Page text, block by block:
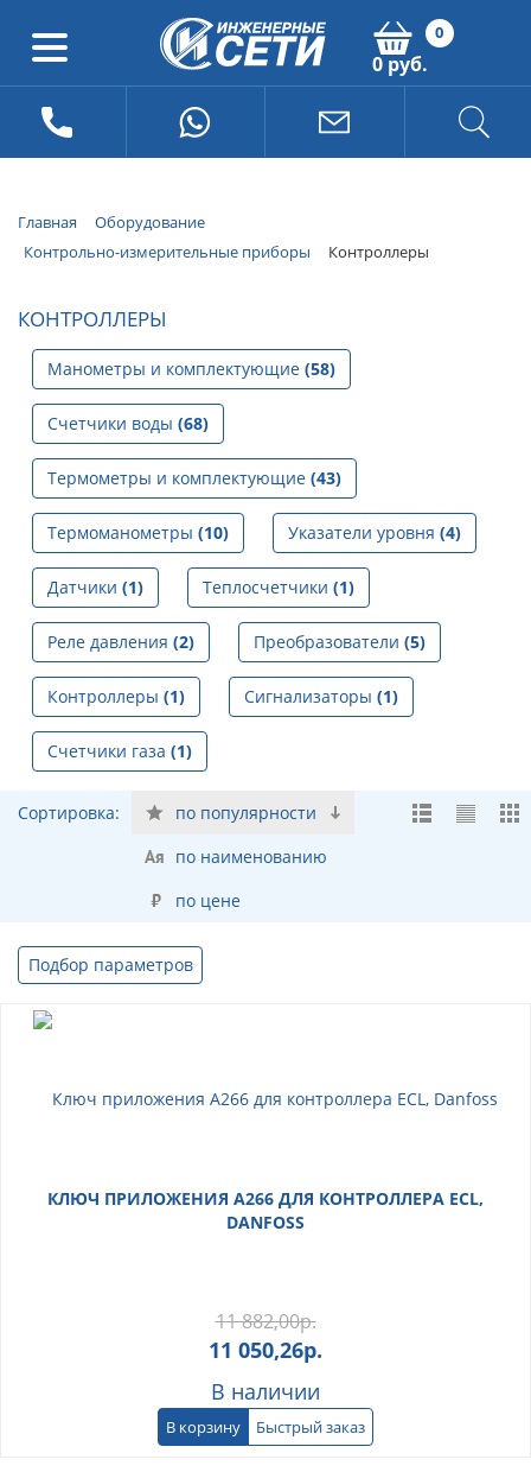
0
0 руб.
Главная
Оборудование
Контрольно-измерительные приборы
Контроллеры
КОНТРОЛЛЕРЫ
Манометры и комплектующие (58)
Счетчики воды (68)
Термометры и комплектующие (43)
Термоманометры (10) Указатели уровня (4)
Датчики (1) Теплосчетчики (1)
Реле давления (2) Преобразователи (5)
Контроллеры (1) Сигнализаторы (1)
Счетчики газа (1)
Сортировка:
по популярности
по наименованию
по цене
Подбор параметров
КЛЮЧ ПРИЛОЖЕНИЯ A266 ДЛЯ КОНТРОЛЛЕРА ECL,
DANFOSS
11 882,00р.
11 050,26р.
В наличии
В корзину Быстрый заказ